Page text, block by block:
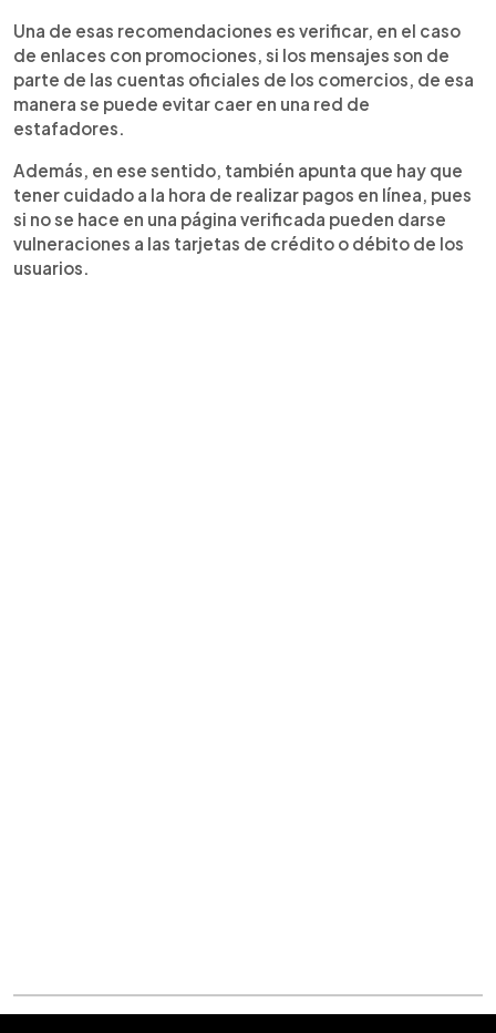
Una de esas recomendaciones es verificar, en el caso
de enlaces con promociones, si los mensajes son de
parte de las cuentas oficiales de los comercios, de esa
manera se puede evitar caer en una red de
estafadores.
Además, en ese sentido, también apunta que hay que
tener cuidado a la hora de realizar pagos en línea, pues
si no se hace en una página verificada pueden darse
vulneraciones a las tarjetas de crédito o débito de los
usuarios.